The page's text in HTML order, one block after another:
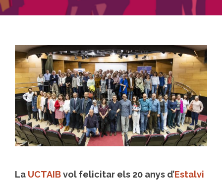
La UCTAIBvol felicitar els 20 anys d’Estalvi